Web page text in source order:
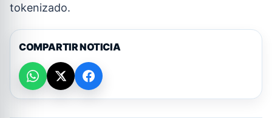
tokenizado.
COMPARTIR NOTICIA